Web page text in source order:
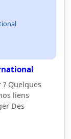
Quelques
liens
Des